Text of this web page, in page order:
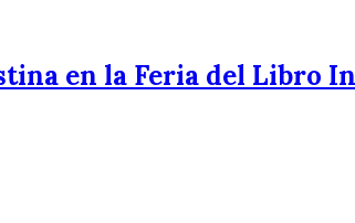
en la Feria del Libro